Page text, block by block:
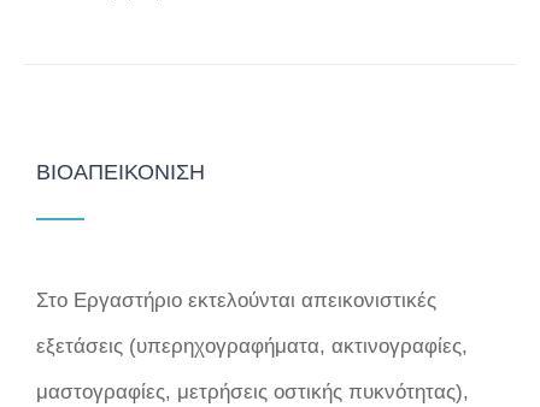
ΒΙΟΑΠΕΙΚΌΝΙΣΗ
Στο Εργαστήριο εκτελούνται απεικονιστικές
εξετάσεις (υπερηχογραφήματα, ακτινογραφίες,
μαστογραφίες, μετρήσεις οστικής πυκνότητας),